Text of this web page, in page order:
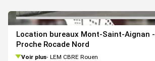
Location bureaux Mont-Saint-Aignan -
Proche Rocade Nord
Voir plus LEM CBRE Rouen